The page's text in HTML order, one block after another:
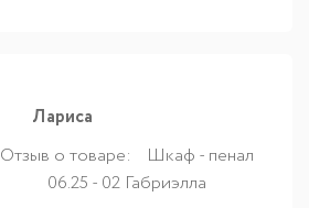
Лариса
Отзыв о товаре:
Шкаф - пенал
06.25 - 02 Габриэлла